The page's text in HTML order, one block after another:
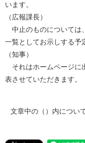
います。
（広報課長）
中止のものについては
一覧としてお示しする予
（知事）
それはホームページに
表させていただきます。
文章中の（）内につい